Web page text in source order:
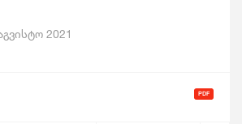
2021